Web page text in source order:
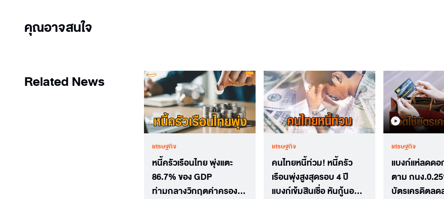
คุณอาจสนใจ
Related News
เศรษฐกิจ
หนี้ครัวเรือนไทย พุ่งแตะ
86.7% ของ GDP
ท่ามกลางวิกฤตค่าครอง
เศรษฐกิจ
คนไทยหนี้ท่วม! หนี้ครัว
เรือนพุ่งสูงสุดรอบ 4 ปี
แบงก์เข้มสินเชื่อ หันกู้นอก
เศรษฐกิจ
แบงก์แห่ลดดอ
ตาม กนง
บัตรเครดิตลด